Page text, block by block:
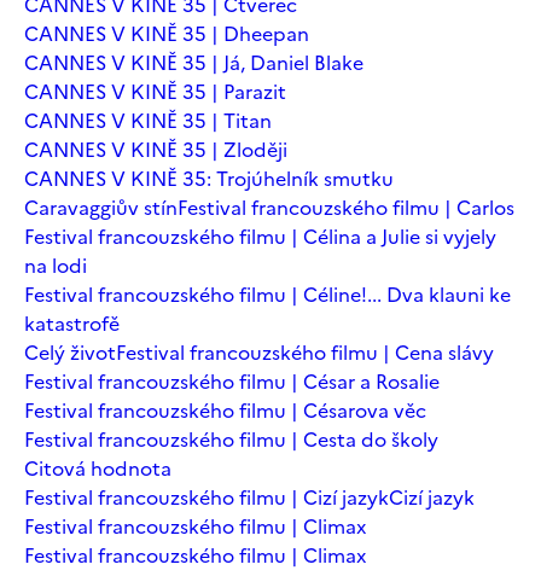
CANNES V KINĚ 35 | Dheepan
CANNES V KINĚ 35 | Já, Daniel Blake
CANNES V KINĚ 35 | Parazit
CANNES V KINĚ 35 | Titan
CANNES V KINĚ 35 | Zloději
CANNES V KINĚ 35: Trojúhelník smutku
Caravaggiův stínFestival francouzského filmu | Carlos
Festival francouzského filmu | Célina a Julie si vyjely
na lodi
Festival francouzského filmu | Céline!... Dva klauni ke
katastrofě
Celý životFestival francouzského filmu | Cena slávy
Festival francouzského filmu | César a Rosalie
Festival francouzského filmu | Césarova věc
Festival francouzského filmu | Cesta do školy
Citová hodnota
Festival francouzského filmu | Cizí jazykCizí jazyk
Festival francouzského filmu | Climax
Festival francouzského filmu | Climax